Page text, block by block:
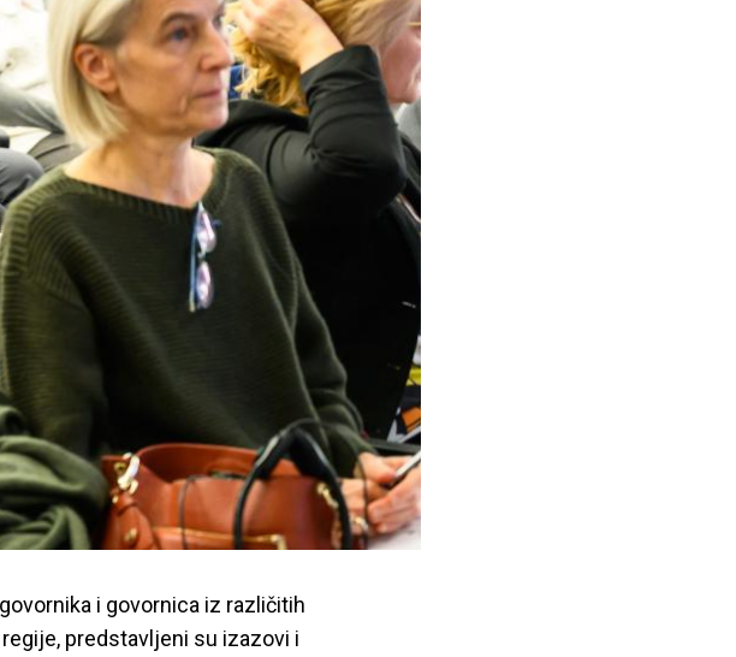
i govornica iz različitih
predstavljeni su izazovi i